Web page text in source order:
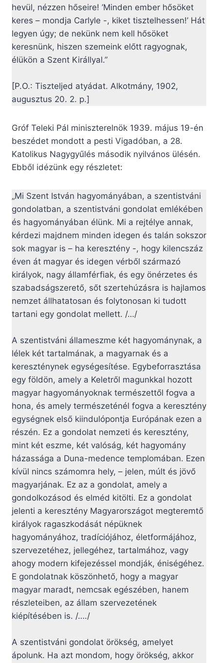
hevül, nézzen hőseire! ’Minden ember hősöket
keres – mondja Carlyle -, kiket tisztelhessen!’ Hát
legyen úgy; de nekünk nem kell hősöket
keresnünk, hiszen szemeink előtt ragyognak,
élükön a Szent Királlyal.”
[P.O.: Tiszteljed atyádat. Alkotmány, 1902,
augusztus 20. 2. p.]
Gróf Teleki Pál miniszterelnök 1939. május 19-én
beszédet mondott a pesti Vigadóban, a 28.
Katolikus Nagygyűlés második nyilvános ülésén.
Ebből idézünk egy részletet:
„Mi Szent István hagyományában, a szentistváni
gondolatban, a szentistváni gondolat emlékében
és hagyományában élünk. Mi a rejtélye annak,
kérdezi majdnem minden idegen és talán sokszor
sok magyar is – ha keresztény -, hogy kilencszáz
éven át magyar és idegen vérből származó
királyok, nagy államférfiak, és egy önérzetes és
szabadságszerető, sőt szertehúzásra is hajlamos
nemzet állhatatosan és folytonosan ki tudott
tartani egy gondolat mellett. /…/
A szentistváni állameszme két hagyománynak, a
lélek két tartalmának, a magyarnak és a
kereszténynek egységesítése. Egybeforrasztása
egy földön, amely a Keletről magunkkal hozott
magyar hagyományoknak természettől fogva a
hona, és amely természeténél fogva a keresztény
egységnek első kiindulópontja Európának ezen a
részén. Ez a gondolat nemzeti és keresztény,
mint két eszme, két valóság, két hagyomány
házassága a Duna-medence templomában. Ezen
kívül nincs számomra hely, – jelen, múlt és jövő
magyarjának. Ez az a gondolat, amely a
gondolkozásod és elméd kitölti. Ez a gondolat
jelenti a keresztény Magyarországot megteremtő
királyok ragaszkodását népüknek
hagyományához, tradíciójához, életformájához,
szervezetéhez, jellegéhez, tartalmához, vagy
ahogy modern kifejezéssel mondják, éniségéhez.
E gondolatnak köszönhető, hogy a magyar
magyar maradt, nemcsak egészében, hanem
részleteiben, az állam szervezetének
kiépítésében is. /…./
A szentistváni gondolat örökség, amelyet
ápolunk. Ha azt mondom, hogy örökség, akkor